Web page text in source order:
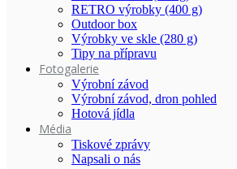
RETRO výrobky (400 g)
Outdoor box
Výrobky ve skle (280 g)
Tipy na přípravu
Fotogalerie
Výrobní závod
Výrobní závod, dron pohled
Hotová jídla
Média
Tiskové zprávy
Napsali o nás